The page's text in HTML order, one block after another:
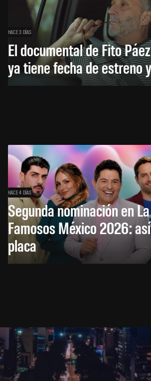
HACE 3 DÍAS
El documental de Fito
ya tiene fecha de estreno
HACE 4 DÍAS
Segunda nominación en
Famosos México 2026:
placa